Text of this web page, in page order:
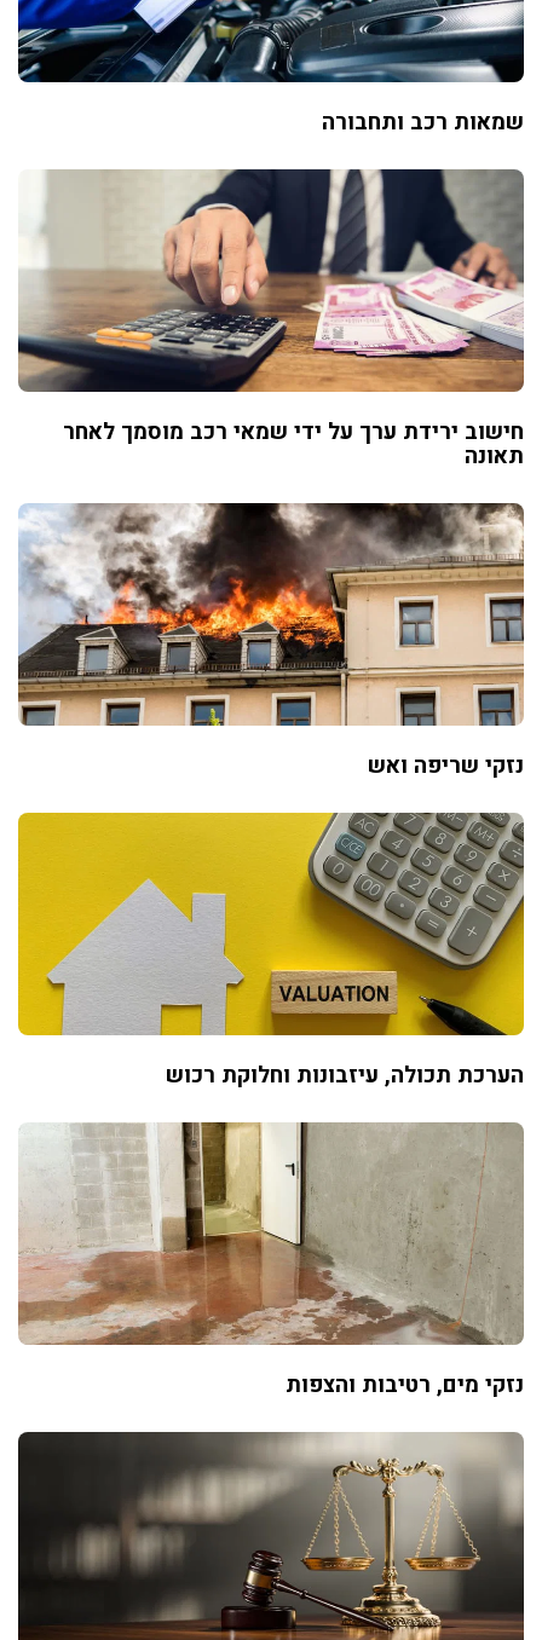
שמאות רכב ותחבורה
חישוב ירידת ערך על ידי שמאי רכב מוסמך לאחר
תאונה
נזקי שריפה ואש
הערכת תכולה, עיזבונות וחלוקת רכוש
נזקי מים, רטיבות והצפות